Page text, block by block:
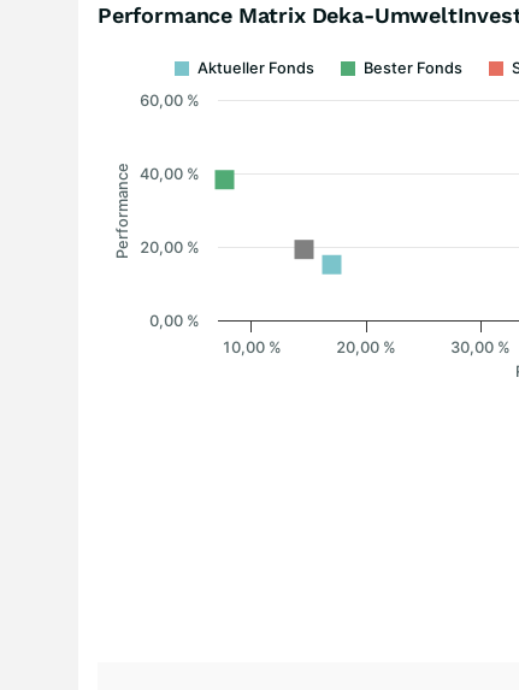
Performance Matrix Deka-
Performance
Aktueller Fonds Bester Fonds
10,00 % 20,00 % 30,00 %
0,00 %
20,00 %
40,00 %
60,00 %